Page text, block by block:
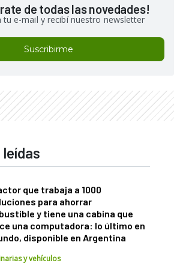
de todas las novedades!
tu e-mail y recibí nuestro newsletter
Suscribirme
leídas
que trabaja a 1000
para ahorrar
y tiene una cabina que
una computadora: lo último en
disponible en Argentina
y vehículos